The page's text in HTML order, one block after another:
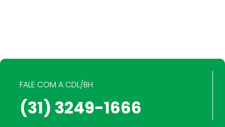
FALE COM A CDL/BH
(31) 3249-1666